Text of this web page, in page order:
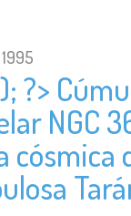
?>
NGC